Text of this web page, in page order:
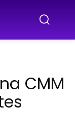
CMM